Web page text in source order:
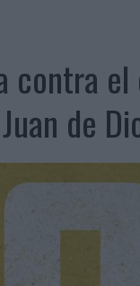
MARCA CON UNA ESTRATEGIA
SINGLE DE ARÓN PIPER
LA ESTRATEGIA DIGITAL DE
RECUERDOS EN SOUVENIRS
EL ECLIPSE DE 2026
ESPAÑOLAS NO
contra
de